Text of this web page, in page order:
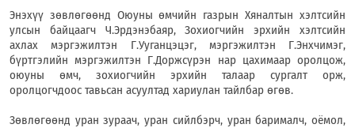
Энэхүү зөвлөгөөнд Оюуны өмчийн газрын Хяналтын хэлтсийн
улсын байцаагч Ч.Эрдэнэбаяр, Зохиогчийн эрхийн хэлтсийн
ахлах мэргэжилтэн Г.Ууганцэцэг, мэргэжилтэн Г.Энхчимэг,
бүртгэлийн мэргэжилтэн Г.Доржсүрэн нар цахимаар оролцож,
оюуны өмч, зохиогчийн эрхийн талаар сургалт орж,
оролцогчдоос тавьсан асуултад хариулан тайлбар өгөв.
Зөвлөгөөнд уран зураач, уран сийлбэрч, уран барималч, оёмол,